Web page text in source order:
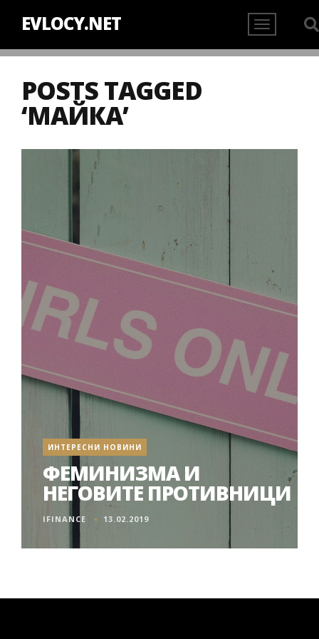
EVLOCY.NET
POSTS TAGGED
‘МАЙКА’
ИНТЕРЕСНИ НОВИНИ
ФЕМИНИЗМА И
НЕГОВИТЕ ПРОТИВНИЦИ
IFINANCE 13.02.2019